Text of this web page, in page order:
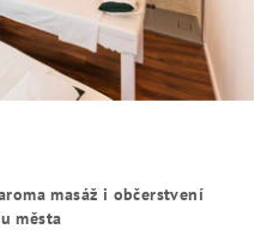
masáž i občerstvení
města